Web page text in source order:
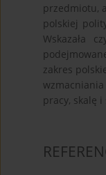
przedmiotu,
polskiej
Wskazała
zakres
pracy, skalę